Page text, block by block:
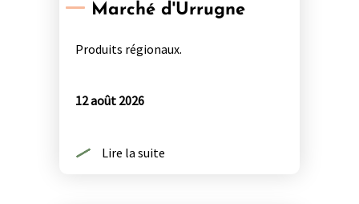
Marché d'Urrugne
Produits régionaux.
12 août 2026
Lire la suite